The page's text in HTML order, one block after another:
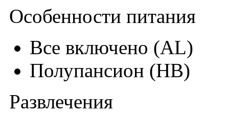
Особенности питания
Все включено (AL)
Полупансион (HB)
Развлечения